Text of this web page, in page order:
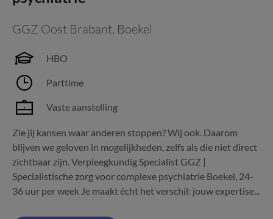
GGZ Oost Brabant, Boekel
HBO
Parttime
Vaste aanstelling
Zie jij kansen waar anderen stoppen? Wij ook. Daarom
blijven we geloven in mogelijkheden, zelfs als die niet direct
zichtbaar zijn. Verpleegkundig Specialist GGZ |
Specialistische zorg voor complexe psychiatrie Boekel, 24-
36 uur per week Je maakt écht het verschil: jouw expertise...